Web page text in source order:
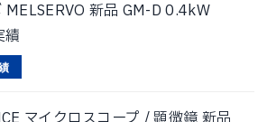
MELSERVO 新品 GM-D 0.4kW